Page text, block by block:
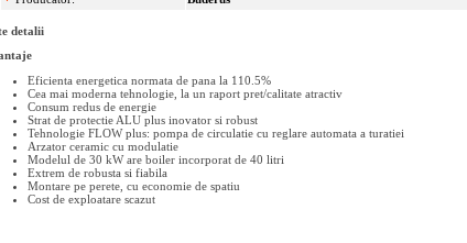
detalii
Eficienta energetica normata de pana la 110.5%
Cea mai moderna tehnologie, la un raport pret/calitate atractiv
Consum redus de energie
Strat de protectie ALU plus inovator si robust
Tehnologie FLOW plus: pompa de circulatie cu reglare automata a turatiei
Arzator ceramic cu modulatie
Modelul de 30 kW are boiler incorporat de 40 litri
Extrem de robusta si fiabila
Montare pe perete, cu economie de spatiu
Cost de exploatare scazut